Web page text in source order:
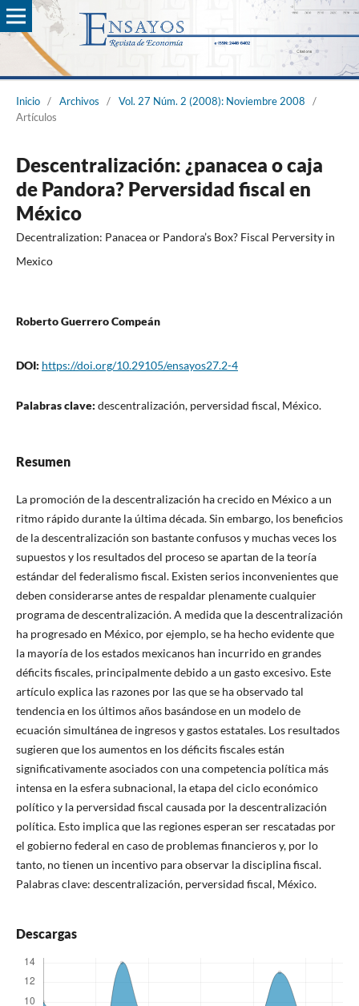
Inicio / Archivos / Vol. 27 Núm. 2 (2008): Noviembre 2008
/
Artículos
Descentralización: ¿panacea o caja
de Pandora? Perversidad fiscal en
México
Decentralization: Panacea or Pandora’s Box? Fiscal Perversity in
Mexico
Roberto Guerrero Compeán
DOI: https://doi.org/10.29105/ensayos27.2-4
Palabras clave: descentralización, perversidad fiscal, México.
Resumen
La promoción de la descentralización ha crecido en México a un
ritmo rápido durante la última década. Sin embargo, los beneficios
de la descentralización son bastante confusos y muchas veces los
supuestos y los resultados del proceso se apartan de la teoría
estándar del federalismo fiscal. Existen serios inconvenientes que
deben considerarse antes de respaldar plenamente cualquier
programa de descentralización. A medida que la descentralización
ha progresado en México, por ejemplo, se ha hecho evidente que
la mayoría de los estados mexicanos han incurrido en grandes
déficits fiscales, principalmente debido a un gasto excesivo. Este
artículo explica las razones por las que se ha observado tal
tendencia en los últimos años basándose en un modelo de
ecuación simultánea de ingresos y gastos estatales. Los resultados
sugieren que los aumentos en los déficits fiscales están
significativamente asociados con una competencia política más
intensa en la esfera subnacional, la etapa del ciclo económico
político y la perversidad fiscal causada por la descentralización
política. Esto implica que las regiones esperan ser rescatadas por
el gobierno federal en caso de problemas financieros y, por lo
tanto, no tienen un incentivo para observar la disciplina fiscal.
Palabras clave: descentralización, perversidad fiscal, México.
Descargas